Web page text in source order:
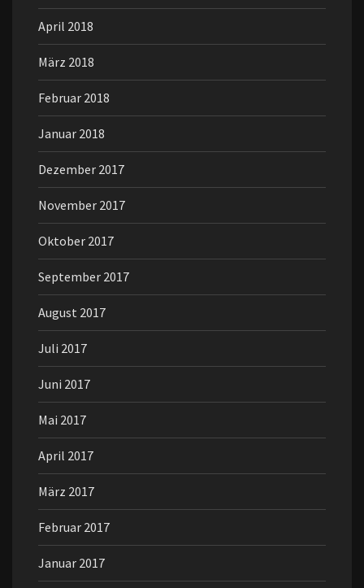
April 2018
März 2018
Februar 2018
Januar 2018
Dezember 2017
November 2017
Oktober 2017
September 2017
August 2017
Juli 2017
Juni 2017
Mai 2017
April 2017
März 2017
Februar 2017
Januar 2017